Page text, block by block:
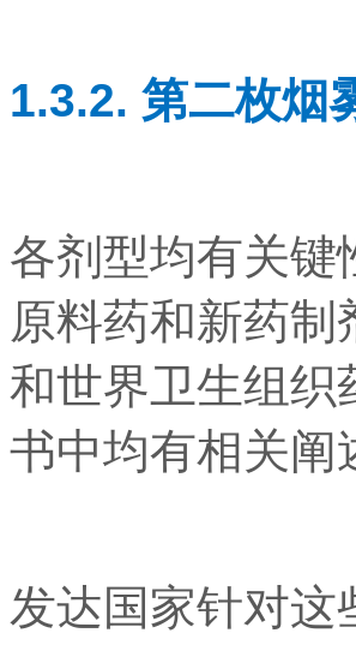
1.3.2. 第二枚
各剂型均有关键
原料药和新药
和世界卫生组织
书中均有相关阐
发达国家针对这